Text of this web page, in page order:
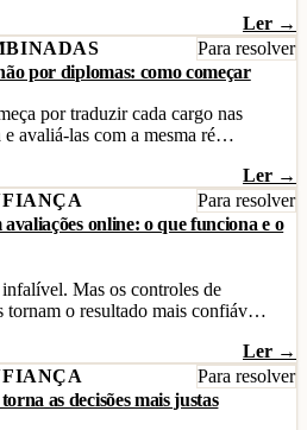
Ler →
Para resolver
por diplomas: como começar
por traduzir cada cargo nas
e avaliá-las com a mesma ré…
Ler →
Para resolver
online: o que funciona e o
Mas os controles de
tornam o resultado mais confiáv…
Ler →
Para resolver
as decisões mais justas